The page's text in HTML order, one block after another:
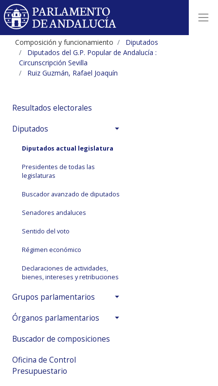
Composición y funcionamiento
Diputados
Diputados del G.P. Popular de Andalucía :
Circunscripción Sevilla
Ruiz Guzmán, Rafael Joaquín
Resultados electorales
Diputados
Diputados actual legislatura
Presidentes de todas las
legislaturas
Buscador avanzado de diputados
Senadores andaluces
Sentido del voto
Régimen económico
Declaraciones de actividades,
bienes, intereses y retribuciones
Grupos parlamentarios
Órganos parlamentarios
Buscador de composiciones
Oficina de Control
Presupuestario